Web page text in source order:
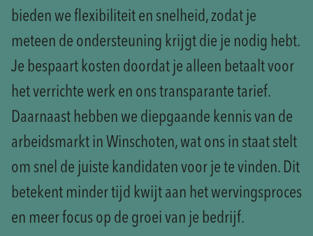
bieden we flexibiliteit en snelheid, zodat je
meteen de ondersteuning krijgt die je nodig hebt.
Je bespaart kosten doordat je alleen betaalt voor
het verrichte werk en ons transparante tarief.
Daarnaast hebben we diepgaande kennis van de
arbeidsmarkt in Winschoten, wat ons in staat stelt
om snel de juiste kandidaten voor je te vinden. Dit
betekent minder tijd kwijt aan het wervingsproces
en meer focus op de groei van je bedrijf.